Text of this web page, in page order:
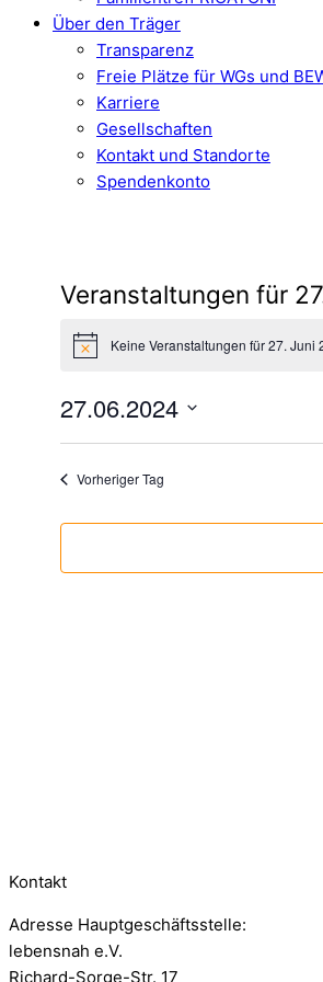
Über den Träger
Transparenz
Freie Plätze für WGs und
Karriere
Gesellschaften
Kontakt und Standorte
Spendenkonto
Veranstaltungen für
HinweisKeine Veranstaltungen für 27.
27.06.2024
Vorheriger Tag
Kontakt
Adresse Hauptgeschäftsstelle:
lebensnah e.V.
Richard-Sorge-Str. 17